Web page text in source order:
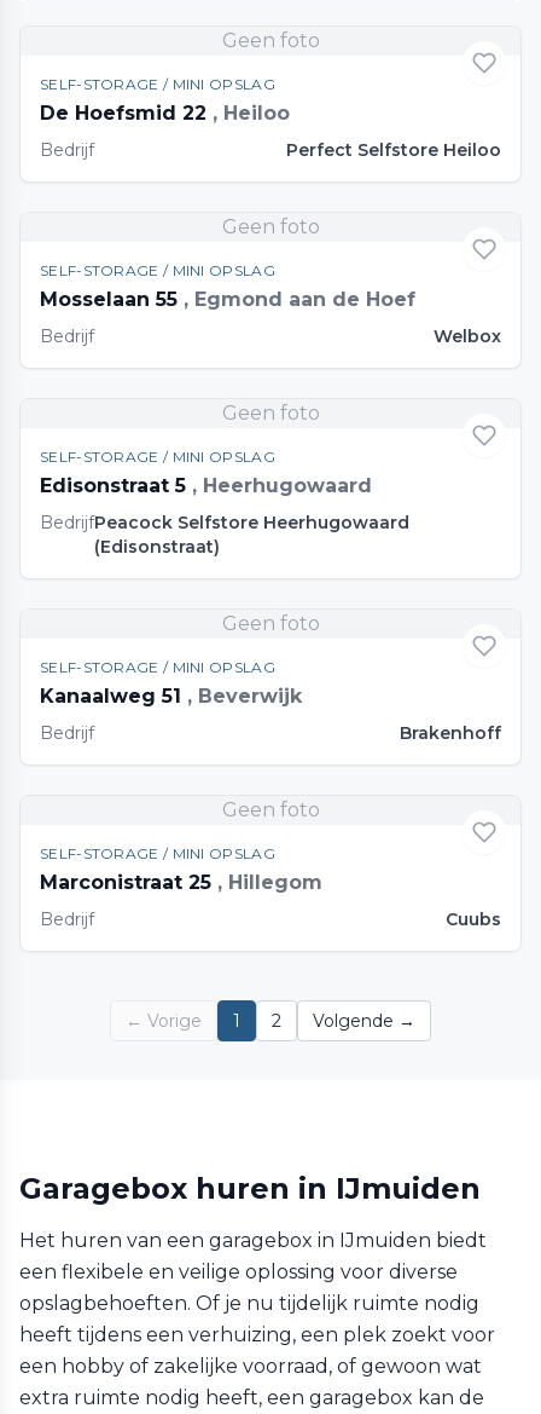
Geen foto
SELF-STORAGE / MINI OPSLAG
De Hoefsmid 22 , Heiloo
Bedrijf Perfect Selfstore Heiloo
Geen foto
SELF-STORAGE / MINI OPSLAG
Mosselaan 55 , Egmond aan de Hoef
Bedrijf Welbox
Geen foto
SELF-STORAGE / MINI OPSLAG
Edisonstraat 5 , Heerhugowaard
BedrijfPeacock Selfstore Heerhugowaard
(Edisonstraat)
Geen foto
SELF-STORAGE / MINI OPSLAG
Kanaalweg 51 , Beverwijk
Bedrijf Brakenhoff
Geen foto
SELF-STORAGE / MINI OPSLAG
Marconistraat 25 , Hillegom
Bedrijf Cuubs
← Vorige 1 2 Volgende →
Garagebox huren in IJmuiden
Het huren van een garagebox in IJmuiden biedt
een flexibele en veilige oplossing voor diverse
opslagbehoeften. Of je nu tijdelijk ruimte nodig
heeft tijdens een verhuizing, een plek zoekt voor
een hobby of zakelijke voorraad, of gewoon wat
extra ruimte nodig heeft, een garagebox kan de